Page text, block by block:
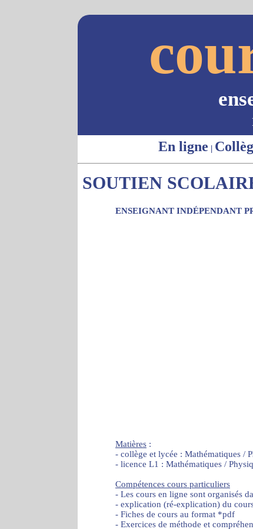
En ligne |
SOUTIEN
ENSEIGNANT INDÉPENDANT
Matières :
- collège et lycée : Mathématiques /
- licence L1 : Mathématiques /
Compétences cours particuliers
- Les cours en ligne sont organisés
- explication (ré-explication) du
- Fiches de cours au format *pdf
- Exercices de méthode et